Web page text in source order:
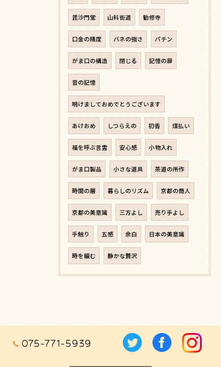
毘沙門堂 山科街道 勧修寺
口金の精度 バネの強さ パチン
がま口の構造 閉じる 記憶の扉
音の記憶
明けましておめでとうございます
あけおめ しつらえの 初香 煤払い
福を呼ぶ言霊 安心感 小物入れ
がま口製品 小さな道具 茶道の所作
時間の層 暮らしのリズム 京都の商人
京都の美意識 三方よし 売り手よし
手触り 五感 余白 日本の美意識
時を編む 静かな贅沢
075-771-5939